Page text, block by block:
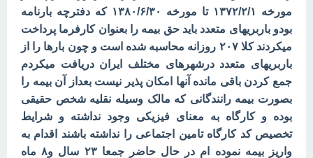
مورخه ۱۳۷۲/۲/۱ تا مورخه ۱۳۸۰/۶/۳۰ که دفترچه بارنامه
بودو باربریهای متعدد باید حق بیمه را بعنوان کارفرما پرداخت
میکردند کلا ۲۰۷ روزانه محاسبه شده است و چون بارها را از
باربریهای متعدد درشهرهای مختلف ایران دریافت میکردم
جمع کردن باقی مانده آنها امکان پذیر نیست بعداز آن بیمه را
بصورت بیمه رانندگانی که مالک وسیله نقلیه شخص حقیقی
بوده و کارگاه به معنای فیزیکی وجود نداشته و شرایط
تخصیص کد کارگاه تامین اجتماعی را نداشته باشند اقدام به
واریز بیمه نموده ام در حال حاضر جمعا ۲۳ سال و۸ ماه